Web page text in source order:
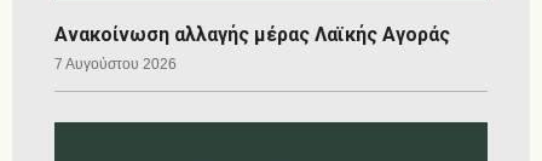
Ανακοίνωση αλλαγής μέρας Λαϊκής Αγοράς
7 Αυγούστου 2026